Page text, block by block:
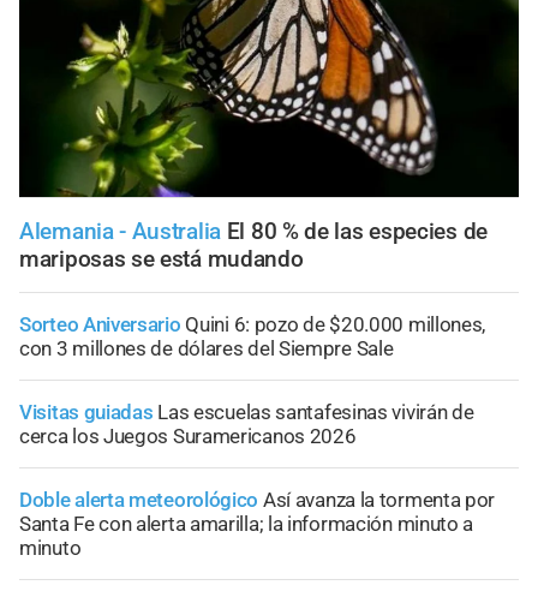
Alemania - Australia El 80 % de las especies de
mariposas se está mudando
Sorteo Aniversario Quini 6: pozo de $20.000 millones,
con 3 millones de dólares del Siempre Sale
Visitas guiadas Las escuelas santafesinas vivirán de
cerca los Juegos Suramericanos 2026
Doble alerta meteorológico Así avanza la tormenta por
Santa Fe con alerta amarilla; la información minuto a
minuto